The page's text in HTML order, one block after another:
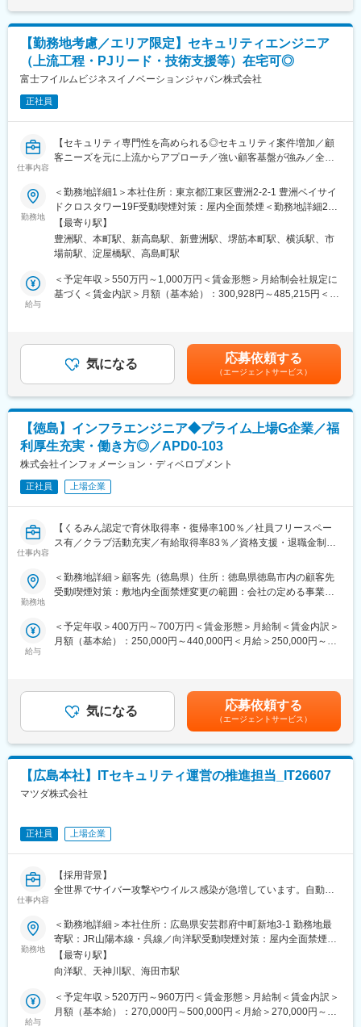
地域への貢献を第一に目指し営業部門と生産部門が協力し合う活
気ある職場となります。
10人程度のグループの中で上司・部下の関係にとらわれず、意見
を出し合う風通しの良い職場環境のなかで先輩・同僚が相互にフ
ォローしあう相互支援を働き方の基本としておりチームのなかで
一人ひとりが成長できる職場環境が魅力です。
変更の範囲：会社の定める業務
し、銀行システムの安全運用を確保
・パッチマネジメント（改善・適用管理）
運用部門と連携し、システム全体のパッチ適用を企画・管理する
ことで脆弱性を適時解消する。
■仕事の特徴
●金融×DXの最前線で働ける
進しており、最新技術に触れられる環境がある。
●強固な地域基盤の中で高度なセキュリティを担う
る社会貢献性の高いポジション。
●銀行の未来を形づくる重要ポジション
「手のひらに銀行がある世界」を支えるための基盤づくりに参加
でき、DXの中心で活躍できる。
・「ベストモチベーションカンパニーアワード2025」受賞
・「健康経営優良法人 ホワイト500」認定
当行は島根県や鳥取県等の山陰において、強固な顧客基盤と預貸
金シェアがあります。また安定した基盤のもと、高品質なサービ
スを提供します。また、山陰と県外の経済活性化や持続的な成長
を目指し、当行が持つネットワークを活かして日々事業を展開し
ています。
変更の範囲：会社の定める業務
た表記です。
【勤務地考慮／エリア限定】セキュリティエンジニア
（上流工程・PJリード・技術支援等）在宅可◎
富士フイルムビジネスイノベーションジャパン株式会社
正社員
仕事内容
【セキュリティ専門性を高められる◎セキュリティ案件増加／顧
客ニーズを元に上流からアプローチ／強い顧客基盤が強み／全社
■業務概要：
・富士フイルムBIジャパンはマーケット及び顧客ニーズの増加を
背景に、2025年度よりセキュリティに関連するソリューションの
提供を強化していく中で、セキュリティを中心としたインフラ領
域の体制強化を進めています。
・当社のSEは顧客提案・要件定義から導入・デリバリー迄を一気
通貫で対応しています。
以下業務を中心に今までのご経験により対応業務を検討いたしま
■業務内容詳細：
・SE職としてセキュリティを中心としたインフラ領域のPJリード
・顧客ニーズに基づくソリューションの選定や技術的な観点にお
しながら、業務遂行いただきます）
・担当プロジェクトの対応に加え、本部SEとして全国支社ならび
に支社担当SEの支援活動によるインフラ領域のビジネス拡大促進
・顧客向けのセキュリティを中心としたインフラ領域の上流工程
からのアプローチ（セキュリティアセスメント、ゼロトラストセ
キュリティ ロードマップ推進他）
※当社の顧客向けIT基盤領域を中心に対応いただきます。
・富士フイルムBIジャパンとして、近年の中堅・中小企業に向け
たセキュリティ案件増加に伴い、2025年よりセキュリティを含む
・インフラ、セキュリティ領域を中心にキャリアを積んでいただ
く事が可能です。
■総合職と地域限定職について：
当ポジションは地域限定職となっており、将来的にエリア内の別
変更の範囲：会社の定める業務
勤務地
＜勤務地詳細1＞本社住所：東京都江東区豊洲2-2-1 豊洲ベイサイ
ドクロスタワー19F受動喫煙対策：屋内全面禁煙＜勤務地詳細2＞
大阪事業所住所：大阪府大阪市中央区瓦町3-6-5 銀泉備後町ビル受
動喫煙対策：屋内全面禁煙＜勤務地詳細3＞横浜みなとみらい事業
所住所：神奈川県横浜市西区みなとみらい6-1 受動喫煙対策：屋
む）
【最寄り駅】
豊洲駅、本町駅、新高島駅、新豊洲駅、堺筋本町駅、横浜駅、市
場前駅、淀屋橋駅、高島町駅
給与
＜予定年収＞550万円～1,000万円＜賃金形態＞月給制会社規定に
基づく＜賃金内訳＞月額（基本給）：300,928円～485,215円＜月
する可能性があります。月給(月額)は固定手当を含めた表記です。
気になる 応募依頼する
（エージェントサービス）
【徳島】インフラエンジニア◆プライム上場G企業／福
利厚生充実・働き方◎／APD0-103
株式会社インフォメーション・ディベロプメント
正社員 上場企業
仕事内容
【くるみん認定で育休取得率・復帰率100％／社員フリースペー
ス有／クラブ活動充実／有給取得率83％／資格支援・退職金制
■職務内容
当社インフラエンジニアとして顧客システムの更改・刷新提案や
当社のプロジェクトは上流工程からの参画が9割以上を占めてお
り、
■プロジェクト例
インフラチームでは、仮想環境やサーバ構築案件から、顧客IT業
務の刷新に伴うAIやセキュリティの提案など、上流から下流の
様々な工程が経験できます。
IDグループ内のAIチームやセキュリティチームとも連携しながら
地場のお客様への提案やマイグレーションを実施します。
の取引実績多数があり、コンサルからソフトウェア開発、システ
り上げ・営業利益37％増です。
業を中心に1,000社以上と取引をしており、コンサルティングから
ITインフラ、ソフトウェア開発、システム運営管理、クラウド、
サイバーセキュリティまでワンストップで提供しています。
■教育・研修体制
中途入社者も多いため豊富な研修・教育制度があります。キャリ
ア採用トレーニング、昇格者トレーニング、マネジメントトレー
勤務地
＜勤務地詳細＞顧客先（徳島県）住所：徳島県徳島市内の顧客先
受動喫煙対策：敷地内全面禁煙変更の範囲：会社の定める事業所
給与
＜予定年収＞400万円～700万円＜賃金形態＞月給制＜賃金内訳＞
月額（基本給）：250,000円～440,000円＜月給＞250,000円～
ります。賃金はあくまでも目安の金額であり、選考を通じて上下
する可能性があります。月給(月額)は固定手当を含めた表記です。
気になる 応募依頼する
（エージェントサービス）
【広島本社】ITセキュリティ運営の推進担当_IT26607
マツダ株式会社
正社員 上場企業
仕事内容
【採用背景】
全世界でサイバー攻撃やウイルス感染が急増しています。自動車
イチェーンにおけるリスクも大きくなっており、サイバーセキュ
リティの対策を継続的に強化することが必須となっています。こ
うした中、当社では、CSIRT（Computer Security Incident
Response Team）の強化を計画しています。今回ご入社をいただ
く方には「サイバーセキュリティリーダー」としてご活躍をいた
だくことを期待しております。
【担当業務】
勤務地
＜勤務地詳細＞本社住所：広島県安芸郡府中町新地3-1 勤務地最
寄駅：JR山陽本線・呉線／向洋駅受動喫煙対策：屋内全面禁煙変
更の範囲：＜変更の範囲＞将来的に国内・海外事業所への異動の
可能性あり
【最寄り駅】
向洋駅、天神川駅、海田市駅
給与
＜予定年収＞520万円～960万円＜賃金形態＞月給制＜賃金内訳＞
月額（基本給）：270,000円～500,000円＜月給＞270,000円～